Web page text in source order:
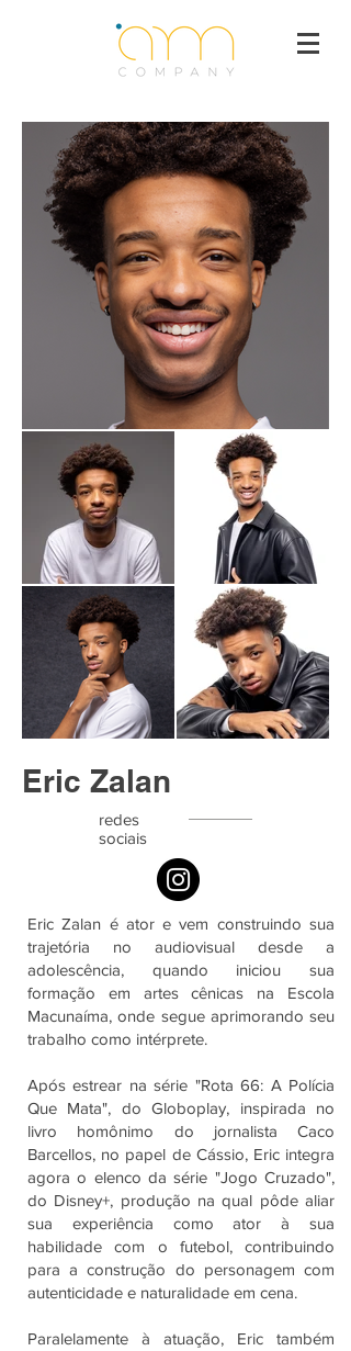
Eric Zalan
redes
sociais
Eric Zalan é ator e vem construindo sua
trajetória no audiovisual desde a
adolescência, quando iniciou sua
formação em artes cênicas na Escola
Macunaíma, onde segue aprimorando seu
trabalho como intérprete.
Após estrear na série "Rota 66: A Polícia
Que Mata", do Globoplay, inspirada no
livro homônimo do jornalista Caco
Barcellos, no papel de Cássio, Eric integra
agora o elenco da série "Jogo Cruzado",
do Disney+, produção na qual pôde aliar
sua experiência como ator à sua
habilidade com o futebol, contribuindo
para a construção do personagem com
autenticidade e naturalidade em cena.
Paralelamente à atuação, Eric também